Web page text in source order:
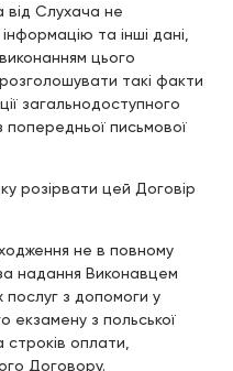
від Слухача не
та інші дані,
цього
такі факти
загальнодоступного
письмової
розірвати цей Договір
не в повному
надання Виконавцем
послуг з допомоги у
екзамену з польської
оплати,
Договору.